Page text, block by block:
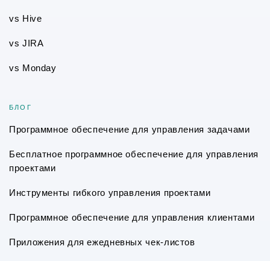
vs Hive
vs JIRA
vs Monday
БЛОГ
Программное обеспечение для управления задачами
Бесплатное программное обеспечение для управления
проектами
Инструменты гибкого управления проектами
Программное обеспечение для управления клиентами
Приложения для ежедневных чек-листов